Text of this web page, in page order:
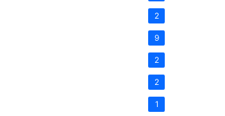
2
9
2
2
1